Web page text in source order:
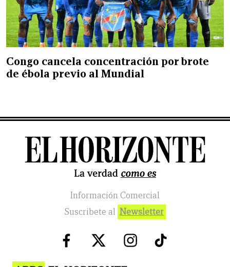
Congo cancela concentración por brote
de ébola previo al Mundial
Información Comercial
Suscribete al Newsletter